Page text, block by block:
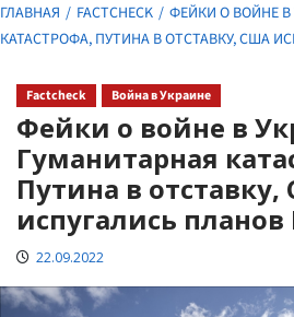
ГЛАВНАЯ FACTCHECK
ФЕЙКИ О ВОЙНЕ В
КАТАСТРОФА, ПУТИНА В ОТСТАВКУ, США
Factcheck Война в Украине
Фейки о войне в
Гуманитарная
Путина в
испугались планов
22.09.2022